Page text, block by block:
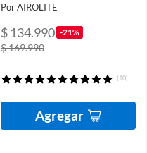
Por AIROLITE
$ 134.990 -21%
$ 169.990
(10)
Agregar